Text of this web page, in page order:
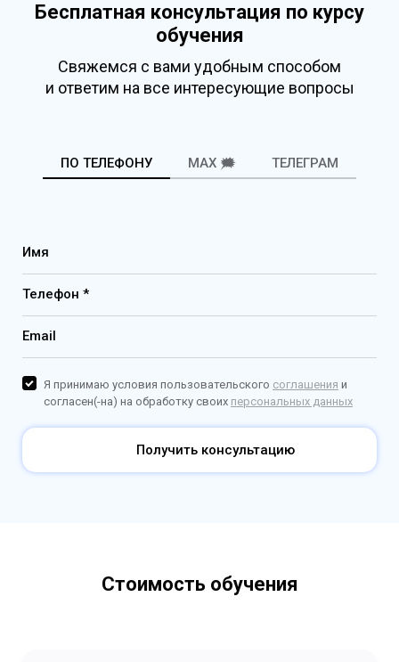
Бесплатная консультация по курсу
обучения
Свяжемся с вами удобным способом
и ответим на все интересующие вопросы
ПО ТЕЛЕФОНУ MAX 🗯️ ТЕЛЕГРАМ
Имя
Телефон *
Email
Получить консультацию
Я принимаю условия пользовательского соглашения и
согласен(-на) на обработку своих персональных данных
Стоимость обучения